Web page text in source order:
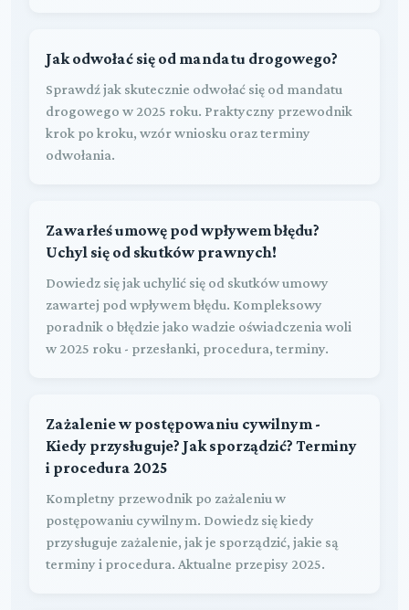
Jak odwołać się od mandatu drogowego?
Sprawdź jak skutecznie odwołać się od mandatu
drogowego w 2025 roku. Praktyczny przewodnik
krok po kroku, wzór wniosku oraz terminy
odwołania.
Zawarłeś umowę pod wpływem błędu?
Uchyl się od skutków prawnych!
Dowiedz się jak uchylić się od skutków umowy
zawartej pod wpływem błędu. Kompleksowy
poradnik o błędzie jako wadzie oświadczenia woli
w 2025 roku - przesłanki, procedura, terminy.
Zażalenie w postępowaniu cywilnym -
Kiedy przysługuje? Jak sporządzić? Terminy
i procedura 2025
Kompletny przewodnik po zażaleniu w
postępowaniu cywilnym. Dowiedz się kiedy
przysługuje zażalenie, jak je sporządzić, jakie są
terminy i procedura. Aktualne przepisy 2025.